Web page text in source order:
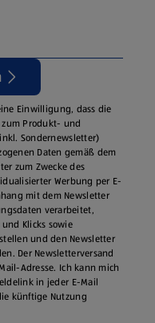
Einwilligung, dass die
zum Produkt- und
Sondernewsletter)
Daten gemäß dem
zum Zwecke des
Werbung per E-
mit dem Newsletter
verarbeitet,
Klicks sowie
und den Newsletter
Der Newsletterversand
Adresse. Ich kann mich
in jeder E‑Mail
künftige Nutzung